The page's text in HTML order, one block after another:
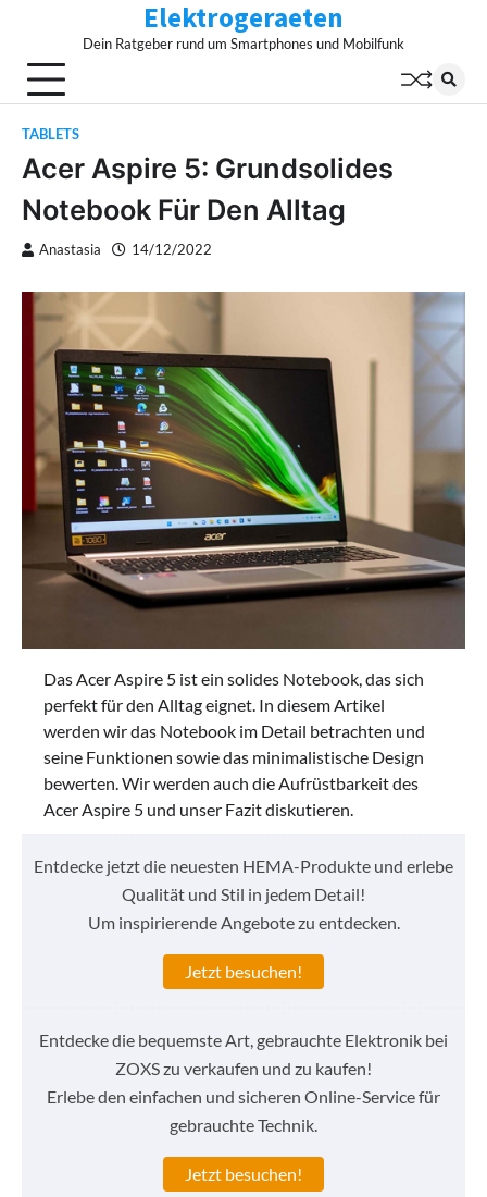
content
Elektrogeraeten
Dein Ratgeber rund um Smartphones und Mobilfunk
TABLETS
Acer Aspire 5: Grundsolides
Notebook Für Den Alltag
Anastasia 14/12/2022
Das Acer Aspire 5 ist ein solides Notebook, das sich
perfekt für den Alltag eignet. In diesem Artikel
werden wir das Notebook im Detail betrachten und
seine Funktionen sowie das minimalistische Design
bewerten. Wir werden auch die Aufrüstbarkeit des
Acer Aspire 5 und unser Fazit diskutieren.
Entdecke jetzt die neuesten HEMA-Produkte und erlebe
Qualität und Stil in jedem Detail!
Um inspirierende Angebote zu entdecken.
Jetzt besuchen!
Entdecke die bequemste Art, gebrauchte Elektronik bei
ZOXS zu verkaufen und zu kaufen!
Erlebe den einfachen und sicheren Online-Service für
gebrauchte Technik.
Jetzt besuchen!